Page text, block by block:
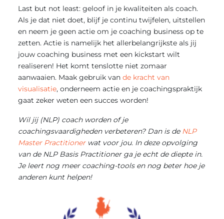
Last but not least: geloof in je kwaliteiten als coach.
Als je dat niet doet, blijf je continu twijfelen, uitstellen
en neem je geen actie om je coaching business op te
zetten. Actie is namelijk het allerbelangrijkste als jij
jouw coaching business met een kickstart wilt
realiseren! Het komt tenslotte niet zomaar
aanwaaien. Maak gebruik van de kracht van
visualisatie, onderneem actie en je coachingspraktijk
gaat zeker weten een succes worden!
Wil jij (NLP) coach worden of je
coachingsvaardigheden verbeteren? Dan is de NLP
Master Practitioner wat voor jou. In deze opvolging
van de NLP Basis Practitioner ga je echt de diepte in.
Je leert nog meer coaching-tools en nog beter hoe je
anderen kunt helpen!